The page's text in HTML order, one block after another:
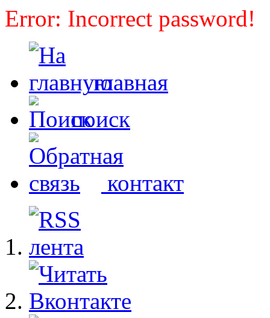
Error: Incorrect password!
главная
поиск
контакт